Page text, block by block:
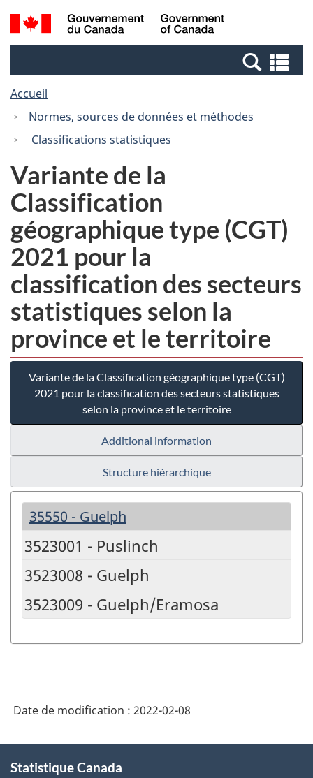
Passer
au
Passer
à
Canada
Recherche
et
et
Accueil
Normes, sources de données et méthodes
Classifications statistiques
Variante de la
Classification
géographique type (CGT)
2021 pour la
classification des secteurs
statistiques selon la
province et le territoire
Variante de la Classification géographique type (CGT)
2021 pour la classification des secteurs statistiques
selon la province et le territoire
Additional information
Structure hiérarchique
35550 - Guelph
3523001 - Puslinch
3523008 - Guelph
3523009 - Guelph/Eramosa
Date de modification : 2022-02-08
propos
Statistique Canada